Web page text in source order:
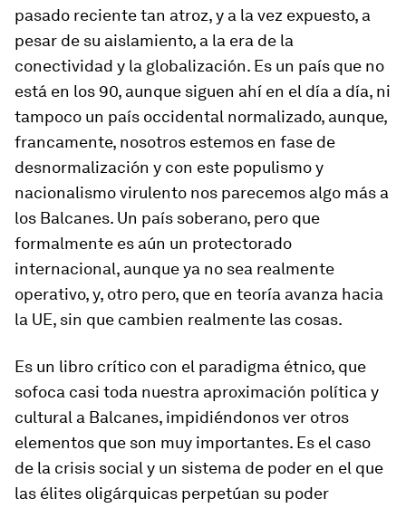
pasado reciente tan atroz, y a la vez expuesto, a
pesar de su aislamiento, a la era de la
conectividad y la globalización. Es un país que no
está en los 90, aunque siguen ahí en el día a día, ni
tampoco un país occidental normalizado, aunque,
francamente, nosotros estemos en fase de
desnormalización y con este populismo y
nacionalismo virulento nos parecemos algo más a
los Balcanes. Un país soberano, pero que
formalmente es aún un protectorado
internacional, aunque ya no sea realmente
operativo, y, otro pero, que en teoría avanza hacia
la UE, sin que cambien realmente las cosas.
Es un libro crítico con el paradigma étnico, que
sofoca casi toda nuestra aproximación política y
cultural a Balcanes, impidiéndonos ver otros
elementos que son muy importantes. Es el caso
de la crisis social y un sistema de poder en el que
las élites oligárquicas perpetúan su poder